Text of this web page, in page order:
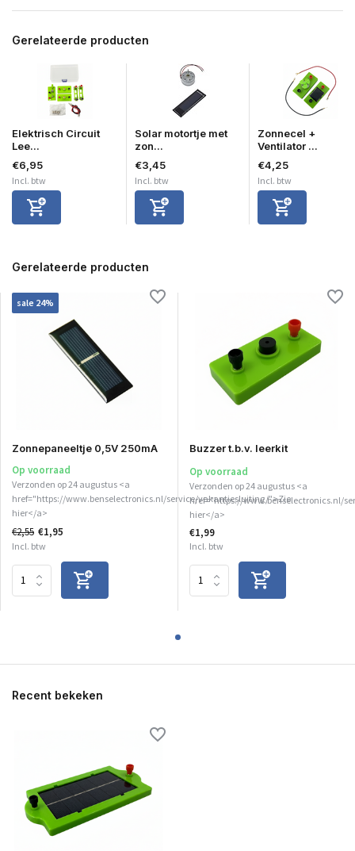
Gerelateerde producten
Elektrisch Circuit
Lee...
€6,95
Incl. btw
Solar motortje met
zon...
€3,45
Incl. btw
Zonnecel +
Ventilator ...
€4,25
Incl. btw
Gerelateerde producten
sale 24%
Zonnepaneeltje 0,5V 250mA
Op voorraad
Verzonden op 24 augustus <a
href="https://www.benselectronics.nl/service/vakantiesluiting/">Zie
hier</a>
€2,55 €1,95
Incl. btw
Buzzer t.b.v. leerkit
Op voorraad
Verzonden op 24 augustus <a
href="https://www.benselectronics.nl/
hier</a>
€1,99
Incl. btw
Recent bekeken